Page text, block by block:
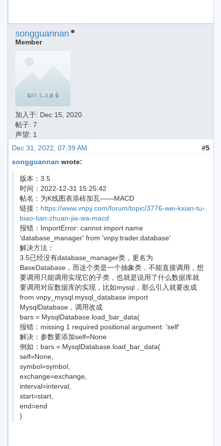
songguannan
Member
加入于: Dec 15, 2020
帖子: 7
声望: 1
Dec 31, 2022, 07:39 AM
#5
songguannan wrote:
版本：3.5
时间：2022-12-31 15:25:42
帖名：为K线图表添砖加瓦——MACD
链接： https://www.vnpy.com/forum/topic/3776-wei-kxian-tu-
biao-tian-zhuan-jia-wa-macd
报错：ImportError: cannot import name
'database_manager' from 'vnpy.trader.database'
解决方法：
3.5已经没有database_manager类，更名为
BaseDatabase，而这个类是一个抽象类，不能直接调用，想
要调用只能调用实现它的子类，也就是说用了什么数据库就
要调用对应数据库的实现，比如mysql，那么引入就要改成
from vnpy_mysql.mysql_database import
MysqlDatabase，调用改成
bars = MysqlDatabase.load_bar_data(
报错：missing 1 required positional argument: 'self'
解决：参数要添加self=None
例如：bars = MysqlDatabase.load_bar_data(
self=None,
symbol=symbol,
exchange=exchange,
interval=interval,
start=start,
end=end
)